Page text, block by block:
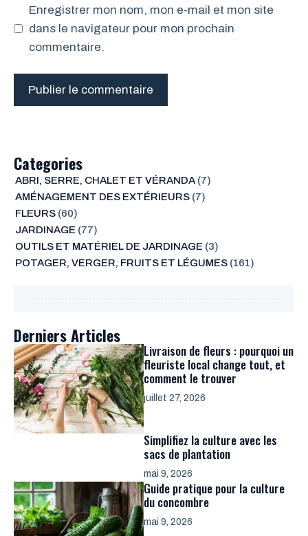
Enregistrer mon nom, mon e-mail et mon site
dans le navigateur pour mon prochain
commentaire.
Categories
ABRI, SERRE, CHALET ET VÉRANDA(7)
AMÉNAGEMENT DES EXTÉRIEURS(7)
FLEURS(60)
JARDINAGE (77)
OUTILS ET MATÉRIEL DE JARDINAGE (3)
POTAGER, VERGER, FRUITS ET LÉGUMES(161)
Derniers Articles
Livraison de fleurs : pourquoi un
fleuriste local change tout, et
comment le trouver
juillet 27, 2026
Simplifiez la culture avec les
sacs de plantation
mai 9, 2026
Guide pratique pour la culture
du concombre
mai 9, 2026